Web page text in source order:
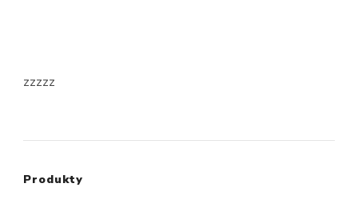
zzzzz
Produkty